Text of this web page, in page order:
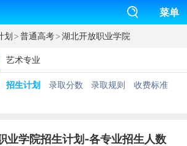
菜单
划>普通高考>湖北开放职业学院
艺术专业
招生计划 录取分数 录取规则
收费标准
业学院招生计划-各专业招生人数